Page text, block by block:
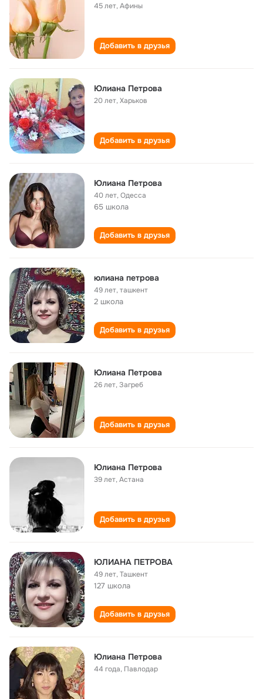
45 лет,Афины
Добавить в друзья
Юлиана Петрова
20 лет,Харьков
Добавить в друзья
Юлиана Петрова
40 лет,Одесса
65 школа
Добавить в друзья
юлиана петрова
49 лет,ташкент
2 школа
Добавить в друзья
Юлиана Петрова
26 лет,Загреб
Добавить в друзья
Юлиана Петрова
39 лет,Астана
Добавить в друзья
ЮЛИАНА ПЕТРОВА
49 лет,Ташкент
127 школа
Добавить в друзья
Юлиана Петрова
44 года, Павлодар